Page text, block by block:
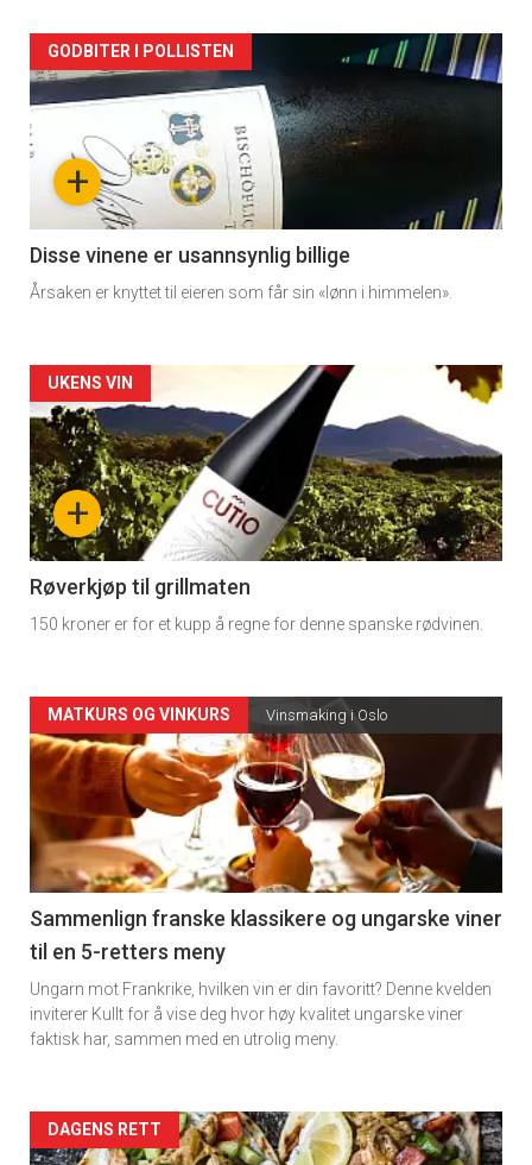
Forsiden
akkurat
nå
3
+
GODBITER I POLLISTEN
Disse vinene er usannsynlig billige
Årsaken er knyttet til eieren som får sin «lønn i himmelen».
Forsiden
akkurat
nå
-
4
+
UKENS VIN
Røverkjøp til grillmaten
150 kroner er for et kupp å regne for denne spanske rødvinen.
Forsiden
akkurat
nå
-
5
MATKURS OG VINKURS Vinsmaking i Oslo
Sammenlign franske klassikere og ungarske viner
til en 5-retters meny
Ungarn mot Frankrike, hvilken vin er din favoritt? Denne kvelden
inviterer Kullt for å vise deg hvor høy kvalitet ungarske viner
faktisk har, sammen med en utrolig meny.
Forsiden
DAGENS RETT